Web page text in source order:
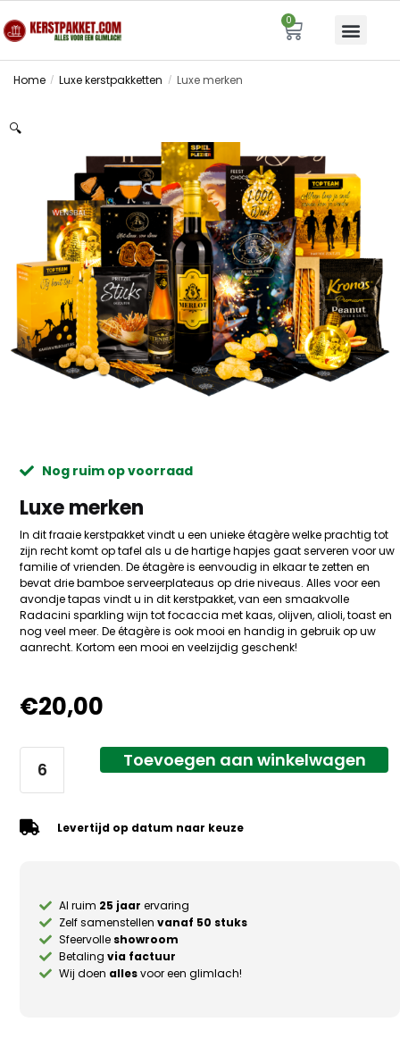
0
Home / Luxe kerstpakketten / Luxe merken
🔍
Nog ruim op voorraad
Luxe merken
In dit fraaie kerstpakket vindt u een unieke étagère welke prachtig tot
zijn recht komt op tafel als u de hartige hapjes gaat serveren voor uw
familie of vrienden. De étagère is eenvoudig in elkaar te zetten en
bevat drie bamboe serveerplateaus op drie niveaus. Alles voor een
avondje tapas vindt u in dit kerstpakket, van een smaakvolle
Radacini sparkling wijn tot focaccia met kaas, olijven, alioli, toast en
nog veel meer. De étagère is ook mooi en handig in gebruik op uw
aanrecht. Kortom een mooi en veelzijdig geschenk!
€20,00
Toevoegen aan winkelwagen
Levertijd op datum naar keuze
Al ruim 25 jaar ervaring
Zelf samenstellenvanaf 50 stuks
Sfeervolle showroom
Betalingvia factuur
Wij doen allesvoor een glimlach!